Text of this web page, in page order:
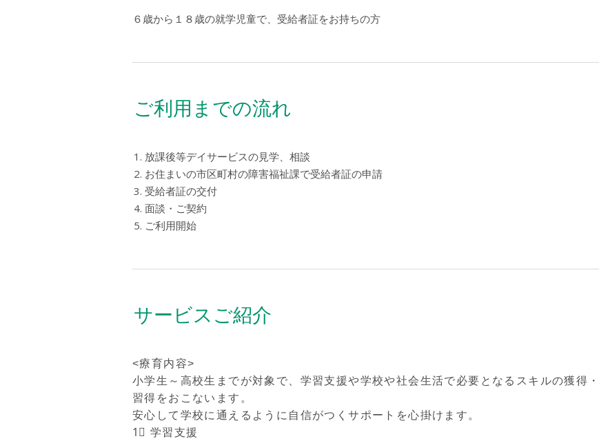
６歳から１８歳の就学児童で、受給者証をお持ちの方
ご利用までの流れ
放課後等デイサービスの見学、相談
お住まいの市区町村の障害福祉課で受給者証の申請
受給者証の交付
面談・ご契約
ご利用開始
サービスご紹介
<療育内容>
小学生～高校生までが対象で、学習支援や学校や社会生活で必要となるスキルの獲得・
習得をおこないます。
安心して学校に通えるように自信がつくサポートを心掛けます。
1⃣ 学習支援